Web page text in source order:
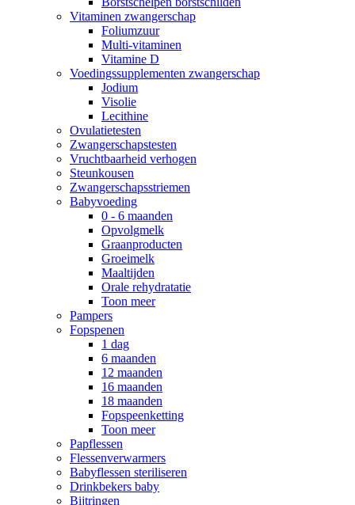
Vitaminen zwangerschap
Foliumzuur
Multi-vitaminen
Vitamine D
Voedingssupplementen zwangerschap
Jodium
Visolie
Lecithine
Ovulatietesten
Zwangerschapstesten
Vruchtbaarheid verhogen
Steunkousen
Zwangerschapsstriemen
Babyvoeding
0 - 6 maanden
Opvolgmelk
Graanproducten
Groeimelk
Maaltijden
Orale rehydratatie
Toon meer
Pampers
Fopspenen
1 dag
6 maanden
12 maanden
16 maanden
18 maanden
Fopspeenketting
Toon meer
Papflessen
Flessenverwarmers
Babyflessen steriliseren
Drinkbekers baby
Bijtringen